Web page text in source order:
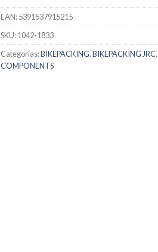
EAN:5391537915215
SKU:1042-1833
Categorías:BIKEPACKING,BIKEPACKING JRC,
COMPONENTS